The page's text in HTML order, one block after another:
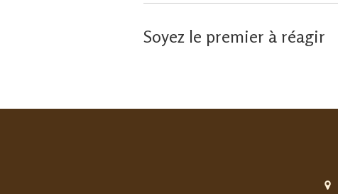
Soyez le premier à réagir